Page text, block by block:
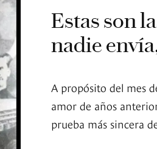
Estas son
nadie
A propósito del mes
amor de años
prueba más sincera